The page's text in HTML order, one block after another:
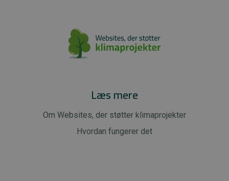
Læs mere
Om Websites, der støtter klimaprojekter
Hvordan fungerer det